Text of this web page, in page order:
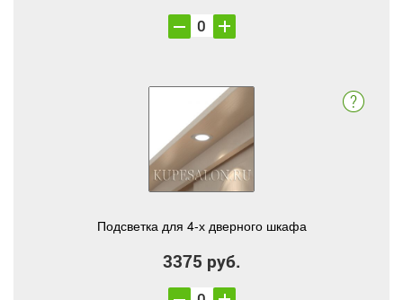
Подсветка для 4-х дверного шкафа
3375 руб.